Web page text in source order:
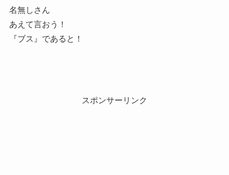
名無しさん
あえて言おう！
『ブス』であると！
スポンサーリンク